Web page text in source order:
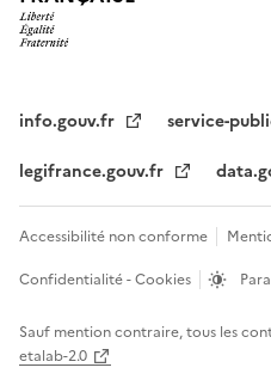
info.gouv.fr
service-
legifrance.gouv.fr
Accessibilité non conforme
Confidentialité - Cookies
Sauf mention contraire, tous les
etalab-2.0